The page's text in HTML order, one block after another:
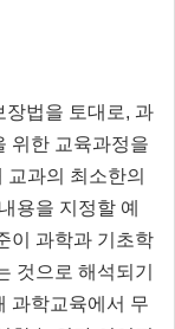
장법을 토대로, 과
위한 교육과정을
과의 최소한의
용을 지정할 예
이 과학과 기초학
것으로 해석되기
과학교육에서 무